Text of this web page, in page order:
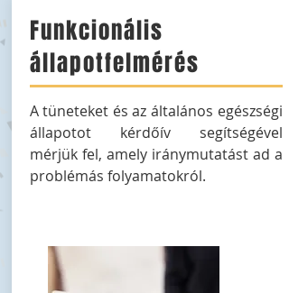
Funkcionális
állapotfelmérés
A tüneteket és az általános egészségi
állapotot kérdőív segítségével
mérjük fel, amely iránymutatást ad a
problémás folyamatokról.